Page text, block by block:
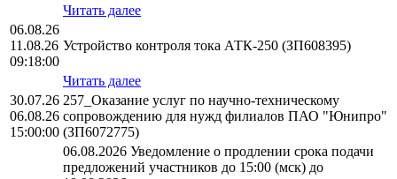
Читать далее
06.08.26
11.08.26
09:18:00
Устройство контроля тока АТК-250 (ЗП608395)
Читать далее
30.07.26
06.08.26
15:00:00
257_Оказание услуг по научно-техническому
сопровождению для нужд филиалов ПАО "Юнипро"
(ЗП6072775)
06.08.2026 Уведомление о продлении срока подачи
предложений участников до 15:00 (мск) до